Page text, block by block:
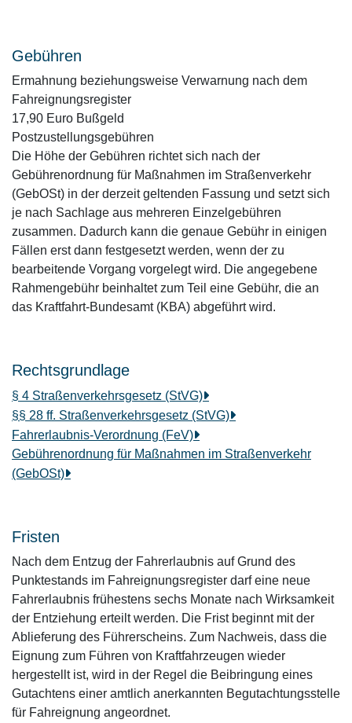
Gebühren
Ermahnung beziehungsweise Verwarnung nach dem
Fahreignungsregister
17,90 Euro Bußgeld
Postzustellungsgebühren
Die Höhe der Gebühren richtet sich nach der
Gebührenordnung für Maßnahmen im Straßenverkehr
(GebOSt) in der derzeit geltenden Fassung und setzt sich
je nach Sachlage aus mehreren Einzelgebühren
zusammen. Dadurch kann die genaue Gebühr in einigen
Fällen erst dann festgesetzt werden, wenn der zu
bearbeitende Vorgang vorgelegt wird. Die angegebene
Rahmengebühr beinhaltet zum Teil eine Gebühr, die an
das Kraftfahrt-Bundesamt (KBA) abgeführt wird.
Rechtsgrundlage
§ 4 Straßenverkehrsgesetz (StVG)
§§ 28 ff. Straßenverkehrsgesetz (StVG)
Fahrerlaubnis-Verordnung (FeV)
Gebührenordnung für Maßnahmen im Straßenverkehr
(GebOSt)
Fristen
Nach dem Entzug der Fahrerlaubnis auf Grund des
Punktestands im Fahreignungsregister darf eine neue
Fahrerlaubnis frühestens sechs Monate nach Wirksamkeit
der Entziehung erteilt werden. Die Frist beginnt mit der
Ablieferung des Führerscheins. Zum Nachweis, dass die
Eignung zum Führen von Kraftfahrzeugen wieder
hergestellt ist, wird in der Regel die Beibringung eines
Gutachtens einer amtlich anerkannten Begutachtungsstelle
für Fahreignung angeordnet.